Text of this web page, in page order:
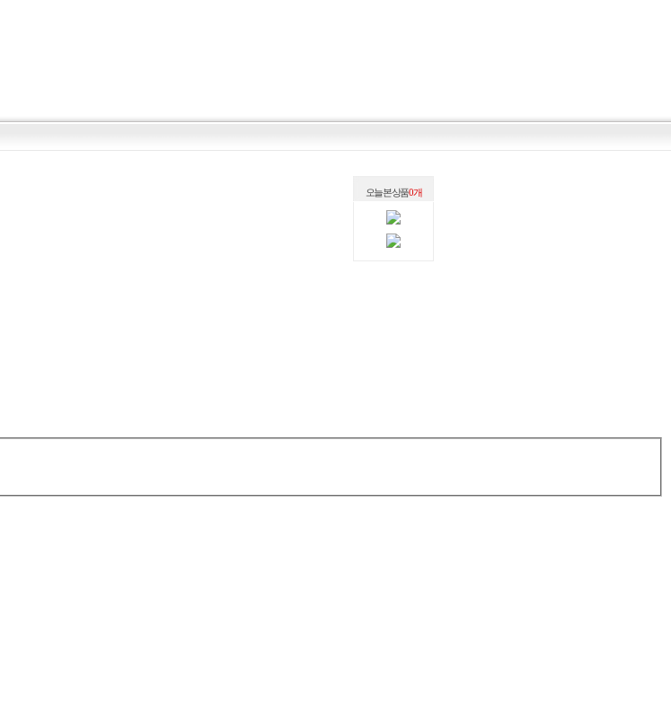
오늘 본 상품0 개